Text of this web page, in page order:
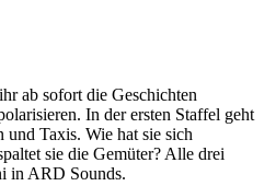
ab sofort die Geschichten
In der ersten Staffel geht
Taxis. Wie hat sie sich
sie die Gemüter? Alle drei
in ARD Sounds.